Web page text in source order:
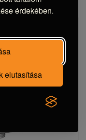
érdekében.
elutasítása